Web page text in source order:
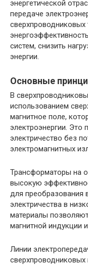
энергетической
передаче
систем, снизить
энергии.
Основные
В
использованием
магнитное поле,
электроэнергии. Это
электричество без
электромагнитных
Трансформаторы на
высокую
для преобразования
электричества в
материалы
магнитной индукции
Линии